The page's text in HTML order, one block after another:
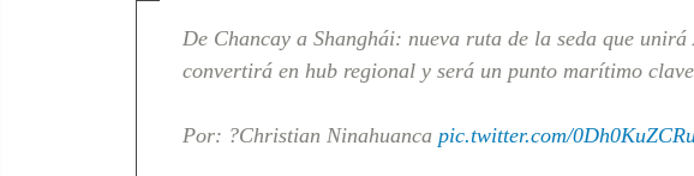
De Chancay a Shanghái: nueva ruta de la seda que
convertirá en hub regional y será un punto marítimo
Por: ?Christian Ninahuanca pic.twitter.com/